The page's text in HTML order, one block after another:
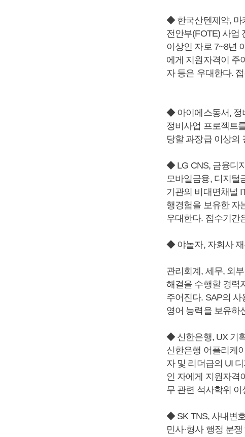
◆ 한국산텐제약, 마
전안부(FOTE) 사업
이상인 자로 7~8년
에게 지원자격이 주
자 등은 우대한다.
◆ 아이에스동서, 정
정비사업 프로젝트
당할 과장급 이상의
◆ LG CNS, 금융디
모바일금융, 디지털
기관의 비대면채널
행경험을 보유한 자
우대한다. 접수기간
◆ 야놀자, 자회사
관리회계, 세무, 외
해결을 수행할 경력
주어진다. SAP의
영어 능력을 보유하
◆ 신한은행, UX 기
신한은행 어플리케
자 및 리더급의 UI
인 자에게 지원자격
무 관련 석사학위
◆ SK TNS, 사내변
민사·형사 행정 분